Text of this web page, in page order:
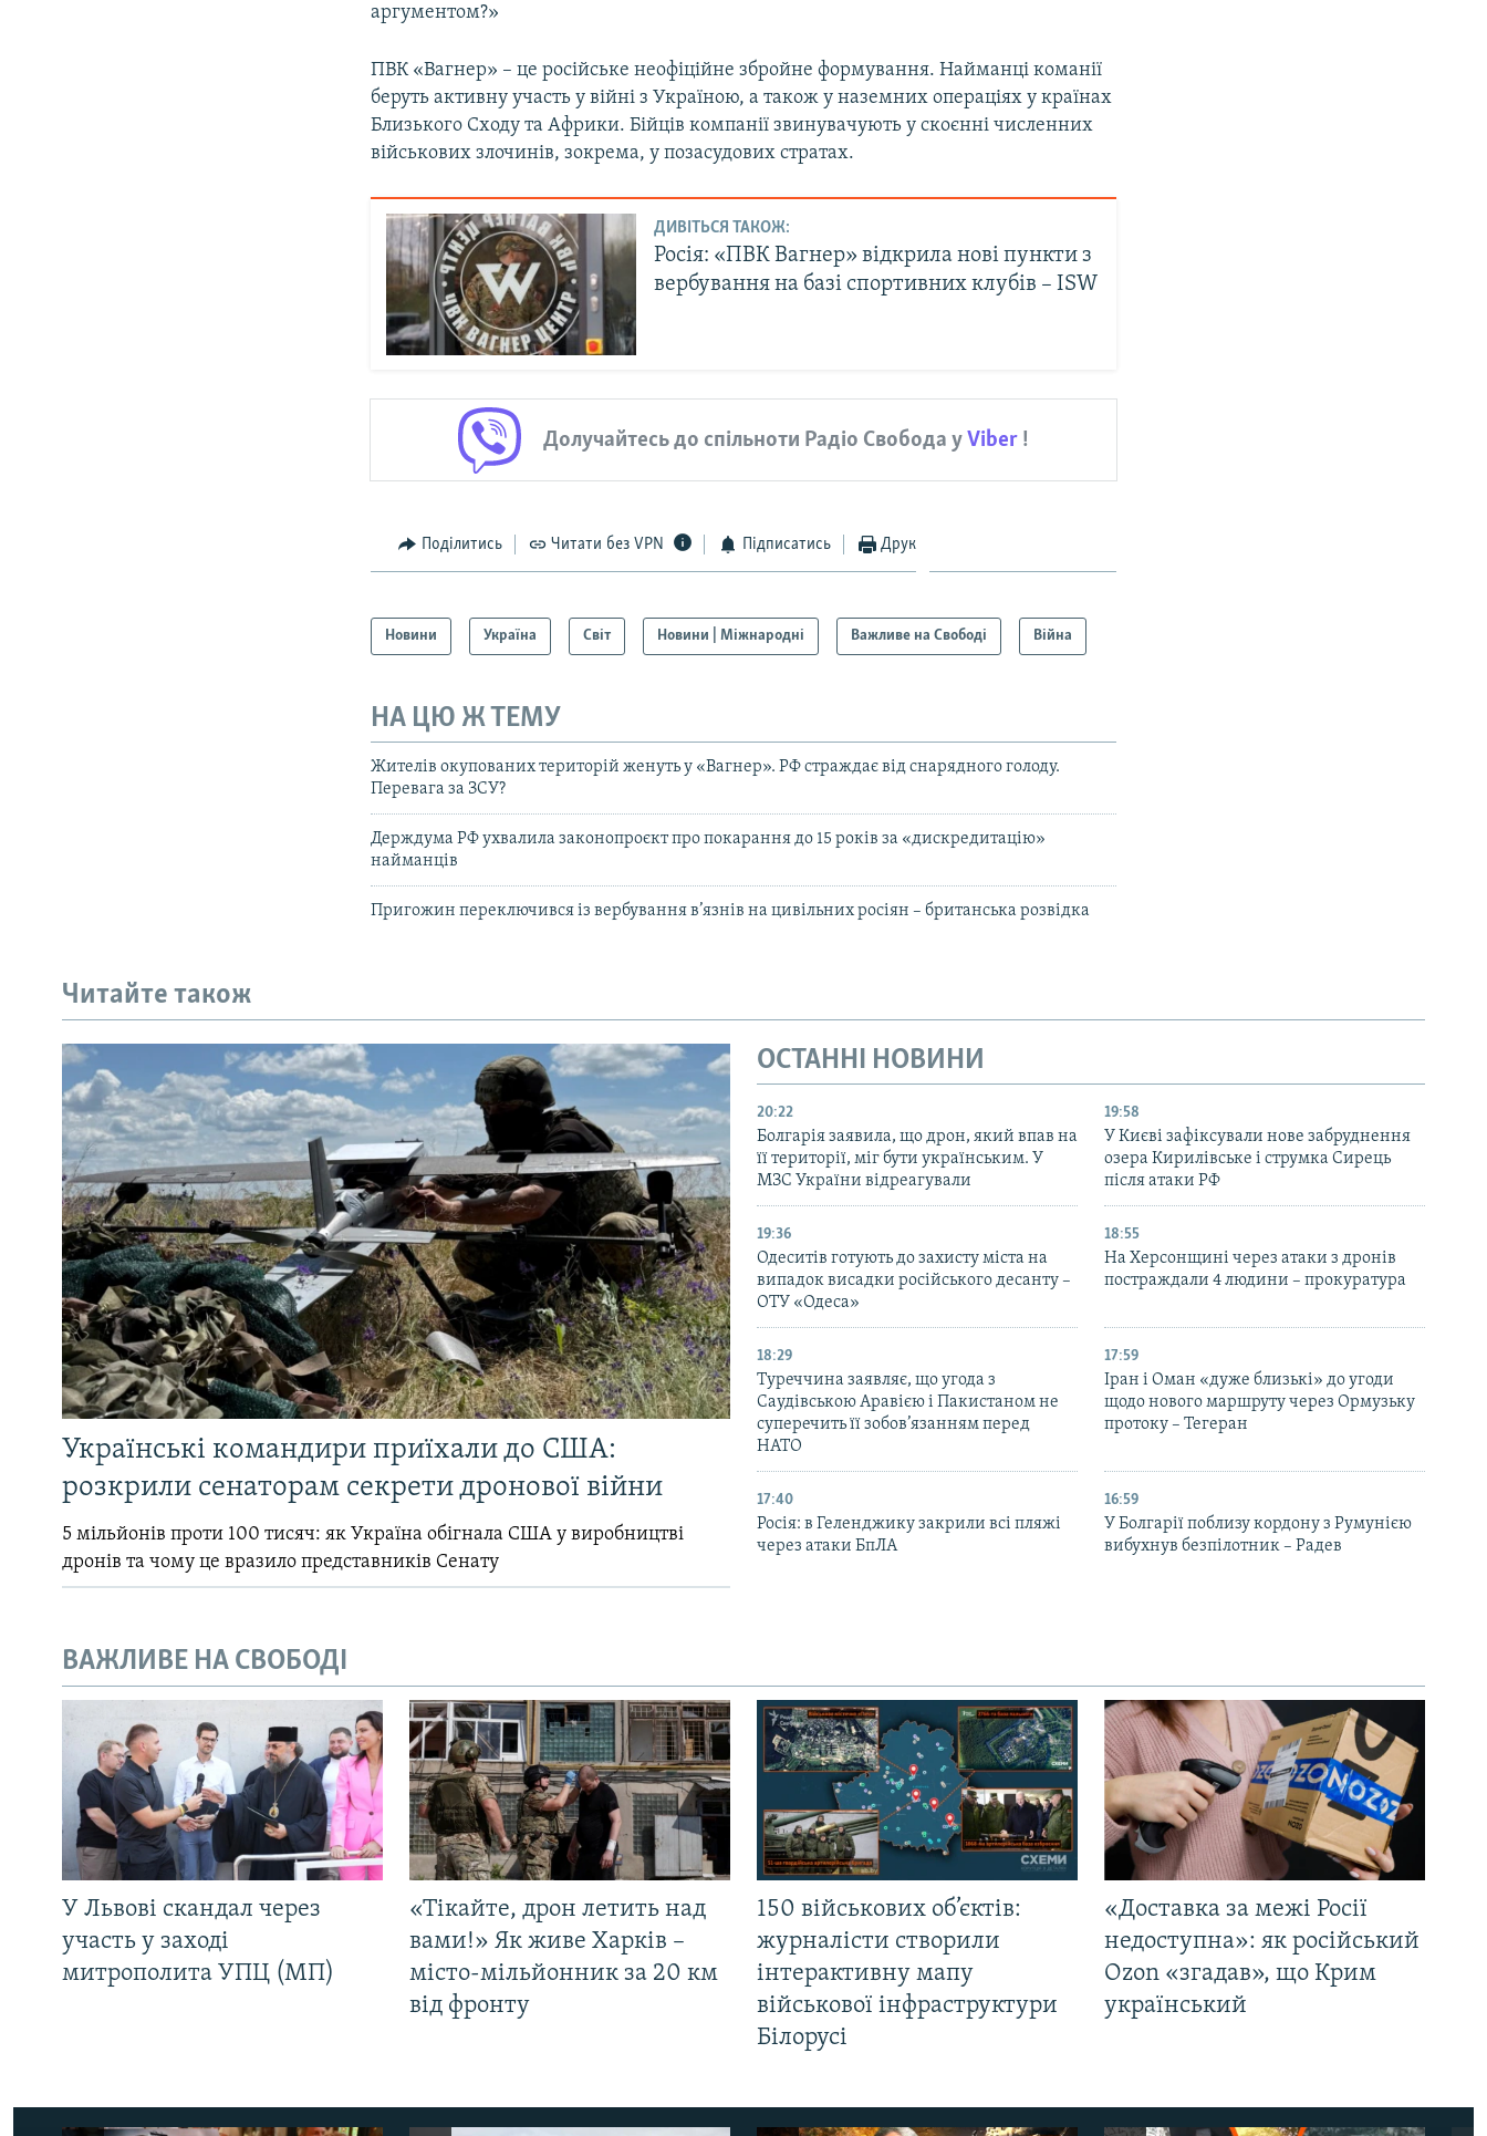
аргументом?»
ПВК «Вагнер» – це російське неофіційне збройне формування. Найманці команії
беруть активну участь у війні з Україною, а також у наземних операціях у країнах
Близького Сходу та Африки. Бійців компанії звинувачують у скоєнні численних
військових злочинів, зокрема, у позасудових стратах.
ДИВІТЬСЯ ТАКОЖ:
Росія: «ПВК Вагнер» відкрила нові пункти з
вербування на базі спортивних клубів – ISW
Долучайтесь до спільноти Радіо Свобода уViber!
Поділитись Читати без VPN Підписатись Друк
Новини Україна Світ Новини | Міжнародні Важливе на Свободі Війна
НА ЦЮ Ж ТЕМУ
Жителів окупованих територій женуть у «Вагнер». РФ страждає від снарядного голоду.
Перевага за ЗСУ?
Держдума РФ ухвалила законопроєкт про покарання до 15 років за «дискредитацію»
найманців
Пригожин переключився із вербування в’язнів на цивільних росіян – британська розвідка
Читайте також
Українські командири приїхали до США:
розкрили сенаторам секрети дронової війни
5 мільйонів проти 100 тисяч: як Україна обігнала США у виробництві
дронів та чому це вразило представників Сенату
ОСТАННІ НОВИНИ
20:22
Болгарія заявила, що дрон, який впав на
її території, міг бути українським. У
МЗС України відреагували
19:58
У Києві зафіксували нове забруднення
озера Кирилівське і струмка Сирець
після атаки РФ
19:36
Одеситів готують до захисту міста на
випадок висадки російського десанту –
ОТУ «Одеса»
18:55
На Херсонщині через атаки з дронів
постраждали 4 людини – прокуратура
18:29
Туреччина заявляє, що угода з
Саудівською Аравією і Пакистаном не
суперечить її зобов’язанням перед
НАТО
17:59
Іран і Оман «дуже близькі» до угоди
щодо нового маршруту через Ормузьку
протоку – Тегеран
17:40
Росія: в Геленджику закрили всі пляжі
через атаки БпЛА
16:59
У Болгарії поблизу кордону з Румунією
вибухнув безпілотник – Радев
ВАЖЛИВЕ НА СВОБОДІ
У Львові скандал через
участь у заході
митрополита УПЦ (МП)
«Тікайте, дрон летить над
вами!» Як живе Харків –
місто-мільйонник за 20 км
від фронту
150 військових об’єктів:
журналісти створили
інтерактивну мапу
військової інфраструктури
Білорусі
«Доставка за межі Росії
недоступна»: як російський
Ozon «згадав», що Крим
український